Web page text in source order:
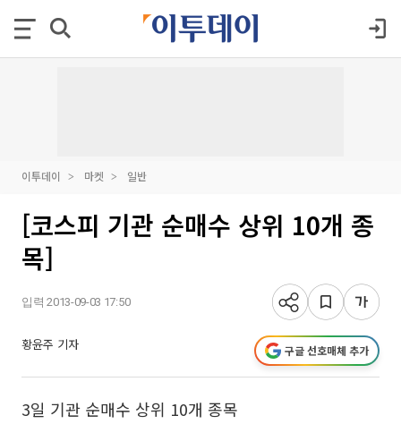
이투데이 마켓 일반
[코스피 기관 순매수 상위 10개 종
목]
입력 2013-09-03 17:50
황윤주 기자 구글 선호매체 추가
3일 기관 순매수 상위 10개 종목